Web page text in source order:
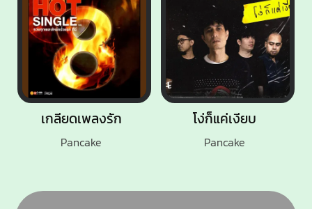
เกลียดเพลงรัก
Pancake
โง่ก็แค่เงียบ
Pancake